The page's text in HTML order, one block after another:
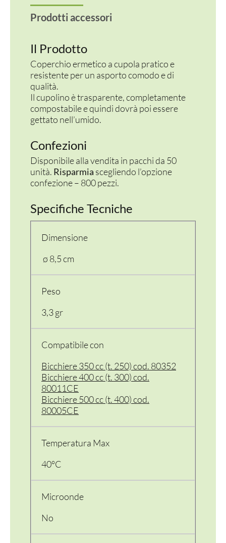
Prodotti accessori
Il Prodotto
Coperchio ermetico a cupola pratico e
resistente per un asporto comodo e di
qualità.
Il cupolino è trasparente, completamente
compostabile e quindi dovrà poi essere
gettato nell’umido.
Confezioni
Disponibile alla vendita in pacchi da 50
unità. Risparmia scegliendo l’opzione
confezione – 800 pezzi.
Specifiche Tecniche
Dimensione
ø 8,5 cm
Peso
3,3 gr
Compatibile con
Bicchiere 350 cc (t. 250) cod. 80352
Bicchiere 400 cc (t. 300) cod.
80011CE
Bicchiere 500 cc (t. 400) cod.
80005CE
Temperatura Max
40°C
Microonde
No